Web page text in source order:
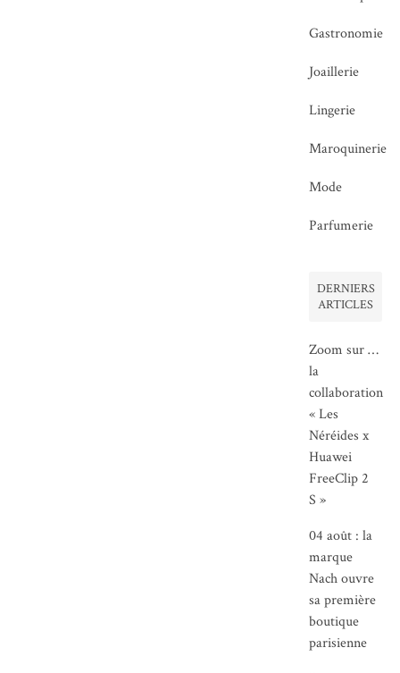
Gastronomie
Joaillerie
Lingerie
Maroquinerie
Mode
Parfumerie
DERNIERS
ARTICLES
Zoom sur …
la
collaboration
« Les
Néréides x
Huawei
FreeClip 2
S »
04 août : la
marque
Nach ouvre
sa première
boutique
parisienne